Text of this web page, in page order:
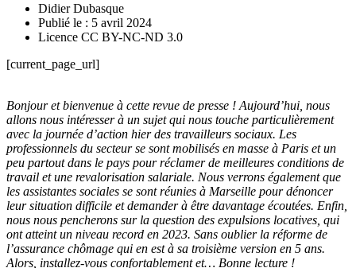
Didier Dubasque
Publié le : 5 avril 2024
Licence CC BY-NC-ND 3.0
[current_page_url]
Bonjour et bienvenue à cette revue de presse ! Aujourd’hui, nous
allons nous intéresser à un sujet qui nous touche particulièrement
avec la journée d’action hier des travailleurs sociaux. Les
professionnels du secteur se sont mobilisés en masse à Paris et un
peu partout dans le pays pour réclamer de meilleures conditions de
travail et une revalorisation salariale. Nous verrons également que
les assistantes sociales se sont réunies à Marseille pour dénoncer
leur situation difficile et demander à être davantage écoutées. Enfin,
nous nous pencherons sur la question des expulsions locatives, qui
ont atteint un niveau record en 2023. Sans oublier la réforme de
l’assurance chômage qui en est à sa troisième version en 5 ans.
Alors, installez-vous confortablement et… Bonne lecture !